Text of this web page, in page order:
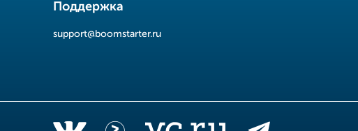
Поддержка
support@boomstarter.ru